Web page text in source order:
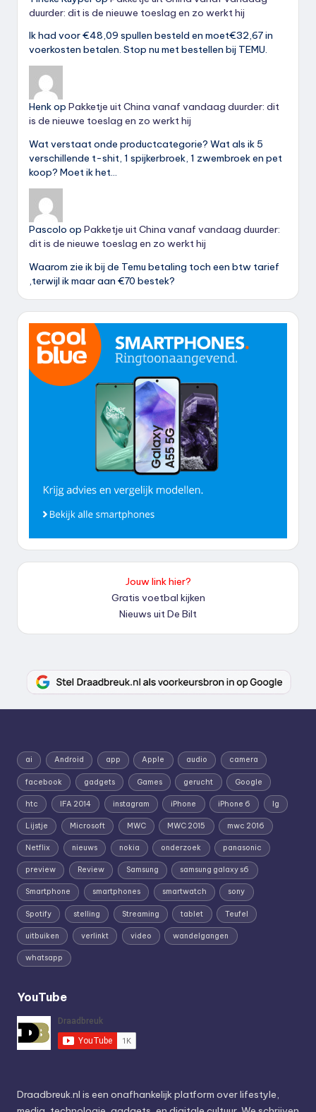
duurder: dit is de nieuwe toeslag en zo werkt hij
Ik had voor €48,09 spullen besteld en moet€32,67 in
voerkosten betalen. Stop nu met bestellen bij TEMU.
Henkop Pakketje uit China vanaf vandaag duurder: dit
is de nieuwe toeslag en zo werkt hij
Wat verstaat onde productcategorie? Wat als ik 5
verschillende t-shit, 1 spijkerbroek, 1 zwembroek en pet
koop? Moet ik het…
Pascolo op Pakketje uit China vanaf vandaag duurder:
dit is de nieuwe toeslag en zo werkt hij
Waarom zie ik bij de Temu betaling toch een btw tarief
,terwijl ik maar aan €70 bestek?
Jouw link hier?
Gratis voetbal kijken
Nieuws uit De Bilt
ai Android app Apple audio camera
facebook gadgets Games gerucht Google
htc IFA 2014 instagram iPhone iPhone 6 lg
Lijstje Microsoft MWC MWC 2015 mwc 2016
Netflix nieuws nokia onderzoek panasonic
preview Review Samsung samsung galaxy s6
Smartphone smartphones smartwatch sony
Spotify stelling Streaming tablet Teufel
uitbuiken verlinkt video wandelgangen
whatsapp
YouTube
Draadbreuk.nl is een onafhankelijk platform over lifestyle,